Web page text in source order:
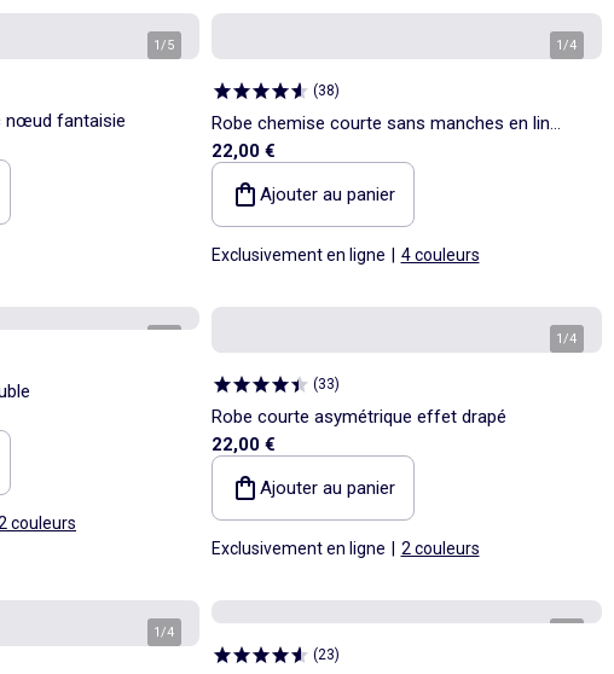
1/5
nœud fantaisie
1/4
(38)
Robe chemise courte sans manches en lin
mélangé
22,00 €
Ajouter au panier
Exclusivement en ligne 4 couleurs
couleurs
1/4
(33)
Robe courte asymétrique effet drapé
22,00 €
Ajouter au panier
Exclusivement en ligne 2 couleurs
1/4
(23)